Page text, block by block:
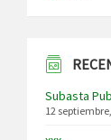
Subasta
12